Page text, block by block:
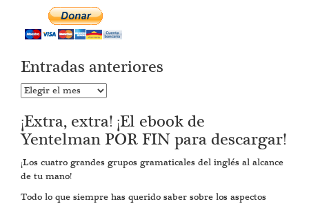
Entradas anteriores
Entradas
¡Extra, extra! ¡El ebook de
Yentelman POR FIN para descargar!
¡Los cuatro grandes grupos gramaticales del inglés al alcance
de tu mano!
Todo lo que siempre has querido saber sobre los aspectos